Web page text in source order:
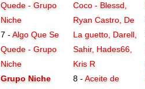
7 - Algo Que Se
Quede - Grupo
Niche
Grupo Niche
8 - Aceite de